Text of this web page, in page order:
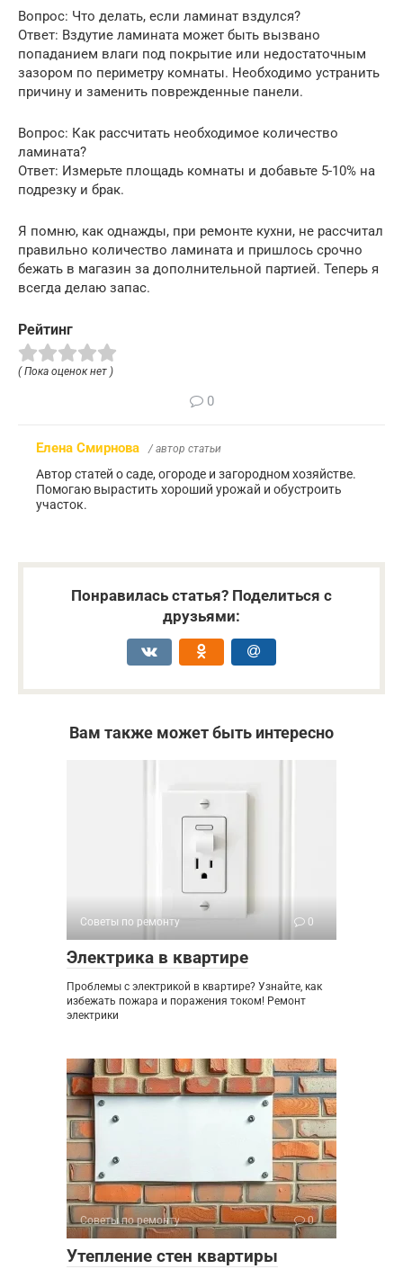
Вопрос: Что делать, если ламинат вздулся?
Ответ: Вздутие ламината может быть вызвано
попаданием влаги под покрытие или недостаточным
зазором по периметру комнаты. Необходимо устранить
причину и заменить поврежденные панели.
Вопрос: Как рассчитать необходимое количество
ламината?
Ответ: Измерьте площадь комнаты и добавьте 5-10% на
подрезку и брак.
Я помню, как однажды, при ремонте кухни, не рассчитал
правильно количество ламината и пришлось срочно
бежать в магазин за дополнительной партией. Теперь я
всегда делаю запас.
Рейтинг
( Пока оценок нет )
0
Елена Смирнова / автор статьи
Автор статей о саде, огороде и загородном хозяйстве.
Помогаю вырастить хороший урожай и обустроить
участок.
Понравилась статья? Поделиться с
друзьями:
Вам также может быть интересно
Советы по ремонту 0
Электрика в квартире
Проблемы с электрикой в квартире? Узнайте, как
избежать пожара и поражения током! Ремонт
электрики
Советы по ремонту 0
Утепление стен квартиры